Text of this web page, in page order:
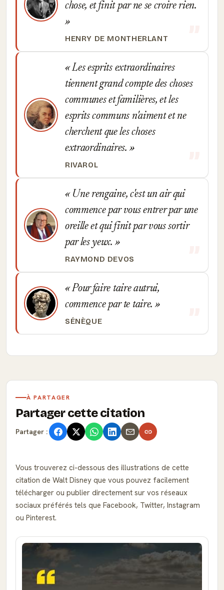
chose, et finit par ne se croire rien.
HENRY DE MONTHERLANT
Les esprits extraordinaires
tiennent grand compte des choses
communes et familières, et les
esprits communs n'aiment et ne
cherchent que les choses
extraordinaires.
RIVAROL
Une rengaine, c'est un air qui
commence par vous entrer par une
oreille et qui finit par vous sortir
par les yeux.
RAYMOND DEVOS
Pour faire taire autrui,
commence par te taire.
SÉNÈQUE
À PARTAGER
Partager cette citation
Partager :
Vous trouverez ci-dessous des illustrations de cette
citation de Walt Disney que vous pouvez facilement
télécharger ou publier directement sur vos réseaux
sociaux préférés tels que Facebook, Twitter, Instagram
ou Pinterest.